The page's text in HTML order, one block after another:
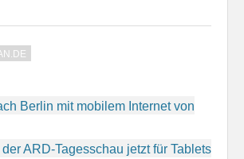
One
mit
Berlin mit mobilem Internet von
ARD-Tagesschau jetzt für Tablets